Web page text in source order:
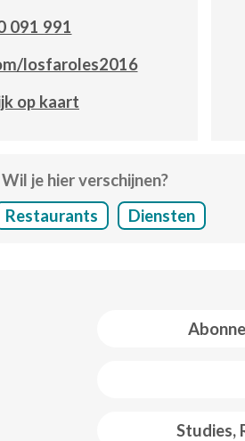
091 991
losfaroles2016
op kaart
Wil je hier verschijnen?
Restaurants Diensten
Studies,